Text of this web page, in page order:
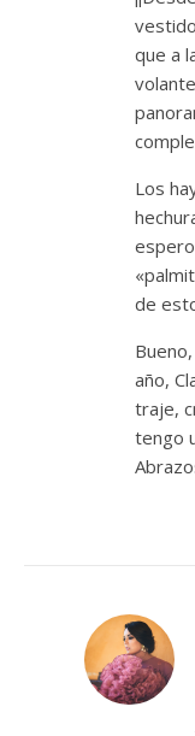
que a
Los
de
año,
traje,
tengo